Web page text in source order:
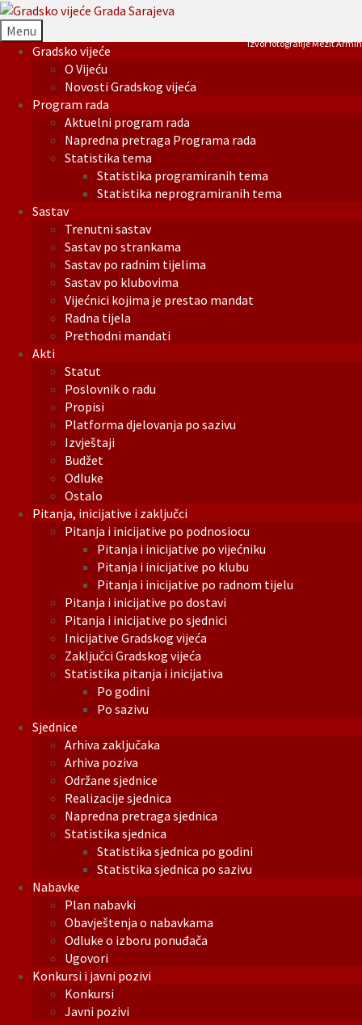
Menu
Gradsko vijeće
O Vijeću
Novosti Gradskog vijeća
Program rada
Aktuelni program rada
Napredna pretraga Programa rada
Statistika tema
Statistika programiranih tema
Statistika neprogramiranih tema
Sastav
Trenutni sastav
Sastav po strankama
Sastav po radnim tijelima
Sastav po klubovima
Vijećnici kojima je prestao mandat
Radna tijela
Prethodni mandati
Akti
Statut
Poslovnik o radu
Propisi
Platforma djelovanja po sazivu
Izvještaji
Budžet
Odluke
Ostalo
Pitanja, inicijative i zaključci
Pitanja i inicijative po podnosiocu
Pitanja i inicijative po vijećniku
Pitanja i inicijative po klubu
Pitanja i inicijative po radnom tijelu
Pitanja i inicijative po dostavi
Pitanja i inicijative po sjednici
Inicijative Gradskog vijeća
Zaključci Gradskog vijeća
Statistika pitanja i inicijativa
Po godini
Po sazivu
Sjednice
Arhiva zaključaka
Arhiva poziva
Održane sjednice
Realizacije sjednica
Napredna pretraga sjednica
Statistika sjednica
Statistika sjednica po godini
Statistika sjednica po sazivu
Nabavke
Plan nabavki
Obavještenja o nabavkama
Odluke o izboru ponuđača
Ugovori
Konkursi i javni pozivi
Konkursi
Javni pozivi
Izvor fotografije Mezit Armin